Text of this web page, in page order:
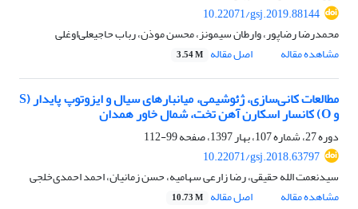
10.22071/gsj.2019.88144
محمدرضا رضاپور، وارطان سیمونز، محسن موذن، رباب حاجی‎علی‌اوغلی
مشاهده مقاله
اصل مقاله 3.54 M
مطالعات کانی‌سازی، ژئوشیمی، میانبارهای سیال و ایزوتوپ پایدار (S
و O) کانسار اسکارن آهن تخت، شمال ‌خاور همدان
دوره 27، شماره 107، بهار 1397، صفحه
99-112
10.22071/gsj.2018.63797
سیدنعمت‏ الله حقیقی، رضا زارعی سهامیه، حسن زمانیان، احمد احمدی‌خلجی
مشاهده مقاله
اصل مقاله 10.73 M